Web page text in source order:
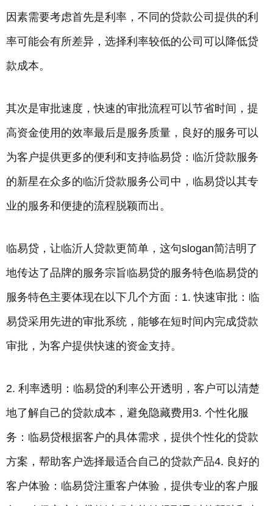
因素需要考虑首先是利率，不同的贷款公司提供的利
率可能会有所差异，选择利率较低的公司可以降低贷
款成本。
其次是审批速度，快速的审批流程可以节省时间，提
高资金使用的效率最后是服务质量，良好的服务可以
为客户提供更多的便利和支持临易贷：临沂贷款服务
的新星在众多的临沂贷款服务公司中，临易贷以其专
业的服务和便捷的流程脱颖而出。
临易贷，让临沂人贷款更简单，这句slogan简洁明了
地传达了品牌的服务宗旨临易贷的服务特色临易贷的
服务特色主要体现在以下几个方面：1. 快速审批：临
易贷采用先进的审批系统，能够在短时间内完成贷款
审批，为客户提供快速的资金支持。
2. 利率透明：临易贷的利率公开透明，客户可以清楚
地了解自己的贷款成本，避免隐藏费用3. 个性化服
务：临易贷根据客户的具体需求，提供个性化的贷款
方案，帮助客户选择最适合自己的贷款产品4. 良好的
客户体验：临易贷注重客户体验，提供专业的客户服